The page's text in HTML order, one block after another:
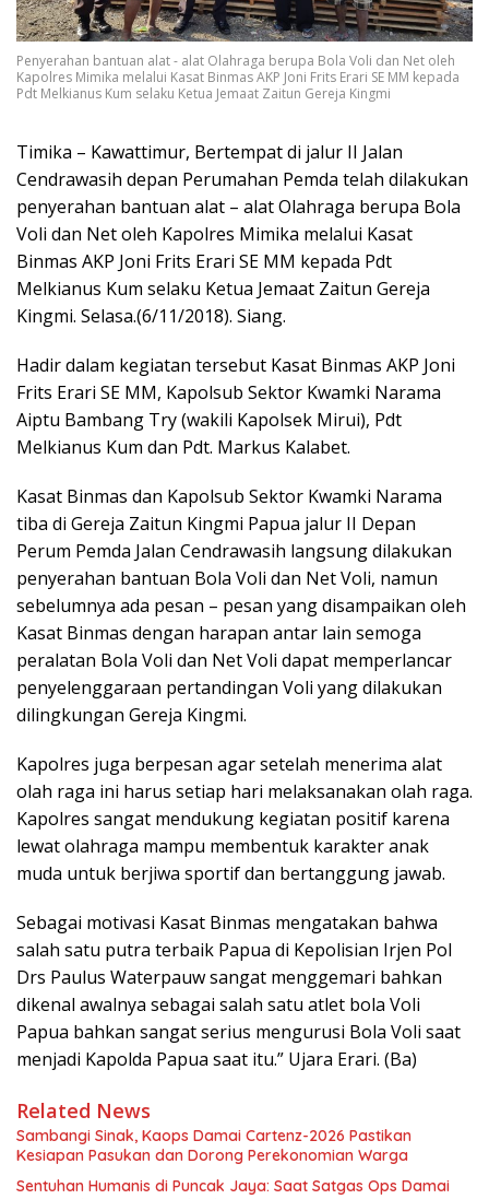
Penyerahan bantuan alat - alat Olahraga berupa Bola Voli dan Net oleh
Kapolres Mimika melalui Kasat Binmas AKP Joni Frits Erari SE MM kepada
Pdt Melkianus Kum selaku Ketua Jemaat Zaitun Gereja Kingmi
Timika – Kawattimur, Bertempat di jalur II Jalan
Cendrawasih depan Perumahan Pemda telah dilakukan
penyerahan bantuan alat – alat Olahraga berupa Bola
Voli dan Net oleh Kapolres Mimika melalui Kasat
Binmas AKP Joni Frits Erari SE MM kepada Pdt
Melkianus Kum selaku Ketua Jemaat Zaitun Gereja
Kingmi. Selasa.(6/11/2018). Siang.
Hadir dalam kegiatan tersebut Kasat Binmas AKP Joni
Frits Erari SE MM, Kapolsub Sektor Kwamki Narama
Aiptu Bambang Try (wakili Kapolsek Mirui), Pdt
Melkianus Kum dan Pdt. Markus Kalabet.
Kasat Binmas dan Kapolsub Sektor Kwamki Narama
tiba di Gereja Zaitun Kingmi Papua jalur II Depan
Perum Pemda Jalan Cendrawasih langsung dilakukan
penyerahan bantuan Bola Voli dan Net Voli, namun
sebelumnya ada pesan – pesan yang disampaikan oleh
Kasat Binmas dengan harapan antar lain semoga
peralatan Bola Voli dan Net Voli dapat memperlancar
penyelenggaraan pertandingan Voli yang dilakukan
dilingkungan Gereja Kingmi.
Kapolres juga berpesan agar setelah menerima alat
olah raga ini harus setiap hari melaksanakan olah raga.
Kapolres sangat mendukung kegiatan positif karena
lewat olahraga mampu membentuk karakter anak
muda untuk berjiwa sportif dan bertanggung jawab.
Sebagai motivasi Kasat Binmas mengatakan bahwa
salah satu putra terbaik Papua di Kepolisian Irjen Pol
Drs Paulus Waterpauw sangat menggemari bahkan
dikenal awalnya sebagai salah satu atlet bola Voli
Papua bahkan sangat serius mengurusi Bola Voli saat
menjadi Kapolda Papua saat itu.” Ujara Erari. (Ba)
Related News
Sambangi Sinak, Kaops Damai Cartenz-2026 Pastikan
Kesiapan Pasukan dan Dorong Perekonomian Warga
Sentuhan Humanis di Puncak Jaya: Saat Satgas Ops Damai